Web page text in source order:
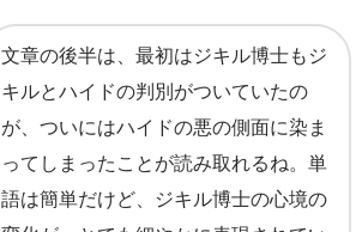
文章の後半は、最初はジキル博士もジ
キルとハイドの判別がついていたの
が、ついにはハイドの悪の側面に染ま
ってしまったことが読み取れるね。単
語は簡単だけど、ジキル博士の心境の